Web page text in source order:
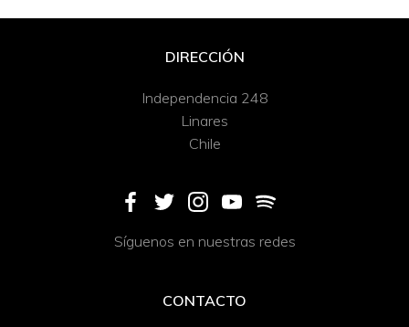
DIRECCIÓN
Independencia 248
Linares
Chile
Síguenos en nuestras redes
CONTACTO